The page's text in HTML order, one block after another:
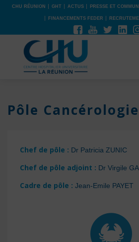
CHU RÉUNION GHT ACTUS PRESSE ET
FINANCEMENTS FEDER
Pôle Cancérologie
Chef de pôle : Dr Patricia ZUNIC
Chef de pôle adjoint : Dr Virgile
Cadre de pôle : Jean-Emile PAYET